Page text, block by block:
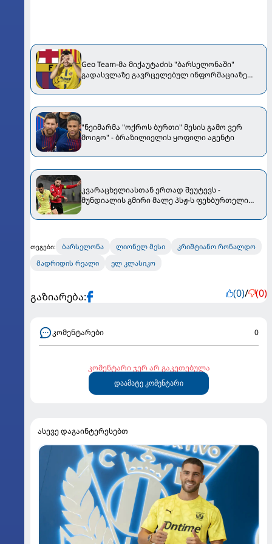
Geo Team-მა მიქაუტაძის "ბარსელონაში"
გადასვლაზე გავრცელებულ ინფორმაციაზე
"ნეიმარმა "ოქროს ბურთი" მესის გამო ვერ
მოიგო" - ბრაზილიელის ყოფილი აგენტი
კვარაცხელიასთან ერთად შეუტევს -
მუნდიალის გმირი მალე პსჟ-ს ფეხბურთელი
თეგები: ბარსელონა ლიონელ მესი
კრიშტიანო რონალდო
მადრიდის რეალი
ელ კლასიკო
გაზიარება: (0)/ (0)
კომენტარები 0
კომენტარი ჯერ არ გაკეთებულა
დაამატე კომენტარი
ასევე დაგაინტერესებთ